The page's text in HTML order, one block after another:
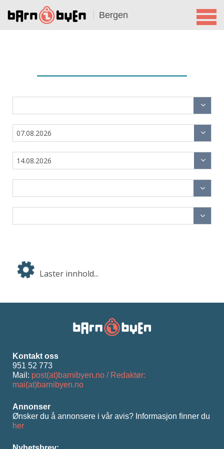
Bergen
Laster innhold...
Kontakt oss
951 52 773
Mail: post(at)barnibyen.no / Redaktør:
mai(at)barnibyen.no
Annonser
Ønsker du å annonsere i vår avis? Informasjon ﬁnner du
her